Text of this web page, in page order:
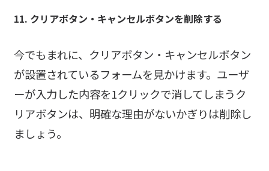
11. クリアボタン・キャンセルボタンを削除する
今でもまれに、クリアボタン・キャンセルボタン
が設置されているフォームを見かけます。ユーザ
ーが入力した内容を1クリックで消してしまうク
リアボタンは、明確な理由がないかぎりは削除し
ましょう。